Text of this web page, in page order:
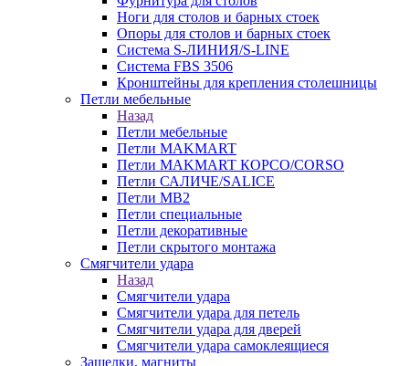
Ноги для столов и барных стоек
Опоры для столов и барных стоек
Система S-ЛИНИЯ/S-LINE
Система FBS 3506
Кронштейны для крепления столешницы
Петли мебельные
Назад
Петли мебельные
Петли MAKMART
Петли MAKMART КОРСО/CORSO
Петли САЛИЧЕ/SALICE
Петли MB2
Петли специальные
Петли декоративные
Петли скрытого монтажа
Смягчители удара
Назад
Смягчители удара
Смягчители удара для петель
Смягчители удара для дверей
Cмягчители удара самоклеящиеся
Защелки, магниты